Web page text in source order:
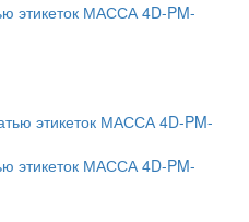
этикеток МАССА 4D-PM-
этикеток МАССА 4D-PM-